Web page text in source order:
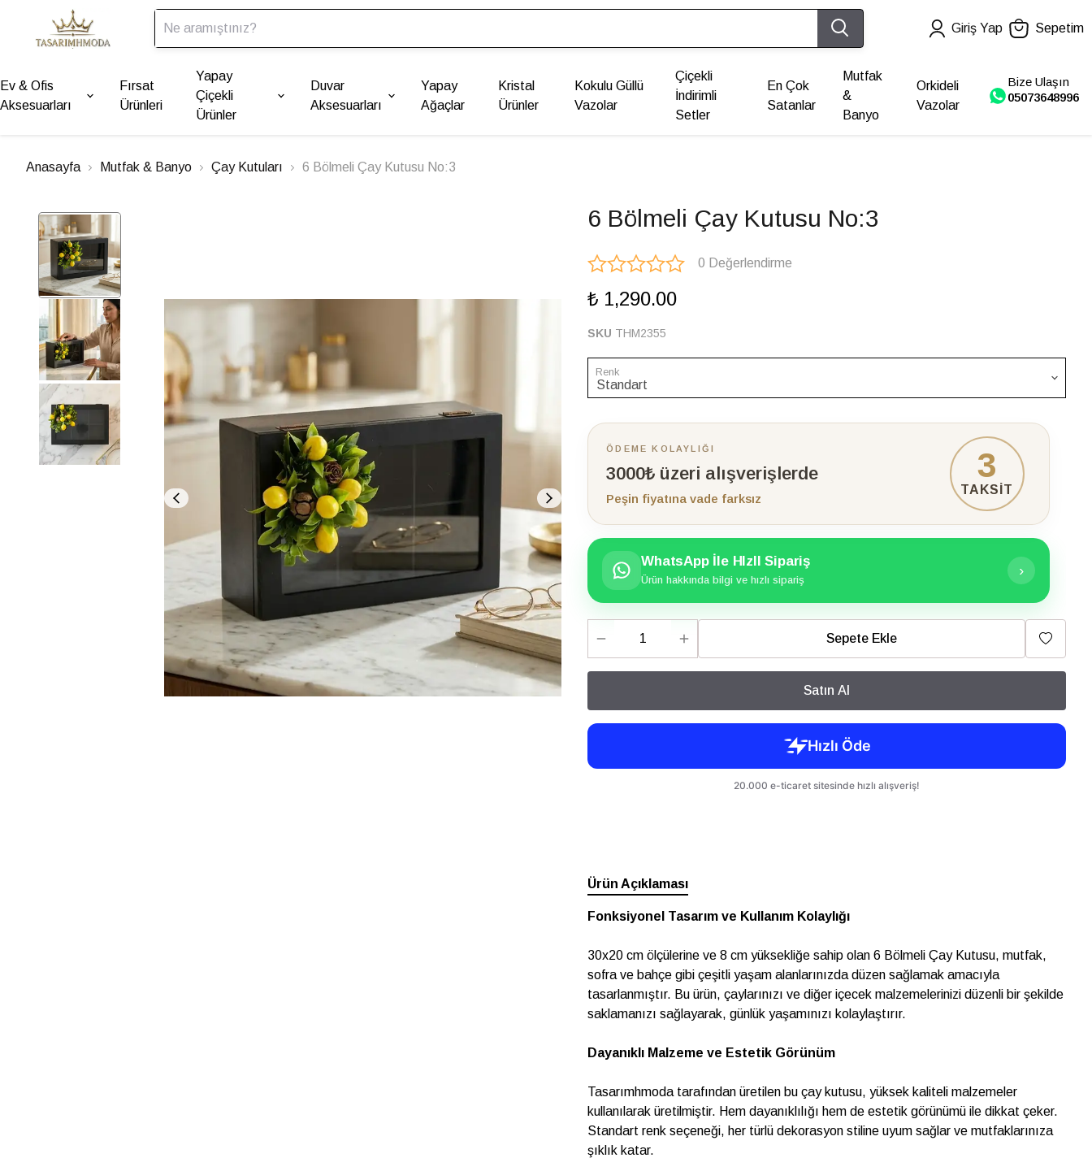
Giriş Yap Sepetim
Ev & Ofis
Aksesuarları
Fırsat
Ürünleri
Yapay
Çiçekli
Ürünler
Duvar
Aksesuarları
Yapay
Ağaçlar
Kristal
Ürünler
Kokulu Güllü
Vazolar
Çiçekli
İndirimli
Setler
En Çok
Satanlar
Mutfak
&
Banyo
Orkideli
Vazolar
Bize Ulaşın
05073648996
Anasayfa Mutfak & Banyo Çay Kutuları 6 Bölmeli Çay Kutusu No:3
6 Bölmeli Çay Kutusu No:3
0 Değerlendirme
₺ 1,290.00
SKU THM2355
Renk
ÖDEME KOLAYLIĞI
3000₺ üzeri alışverişlerde
Peşin fiyatına vade farksız
3
TAKSİT
WhatsApp İle HIzlI Sipariş
Ürün hakkında bilgi ve hızlı sipariş
›
Sepete Ekle
Satın Al
Ürün Açıklaması
Fonksiyonel Tasarım ve Kullanım Kolaylığı
30x20 cm ölçülerine ve 8 cm yüksekliğe sahip olan 6 Bölmeli Çay Kutusu, mutfak,
sofra ve bahçe gibi çeşitli yaşam alanlarınızda düzen sağlamak amacıyla
tasarlanmıştır. Bu ürün, çaylarınızı ve diğer içecek malzemelerinizi düzenli bir şekilde
saklamanızı sağlayarak, günlük yaşamınızı kolaylaştırır.
Dayanıklı Malzeme ve Estetik Görünüm
Tasarımhmoda tarafından üretilen bu çay kutusu, yüksek kaliteli malzemeler
kullanılarak üretilmiştir. Hem dayanıklılığı hem de estetik görünümü ile dikkat çeker.
Standart renk seçeneği, her türlü dekorasyon stiline uyum sağlar ve mutfaklarınıza
şıklık katar.